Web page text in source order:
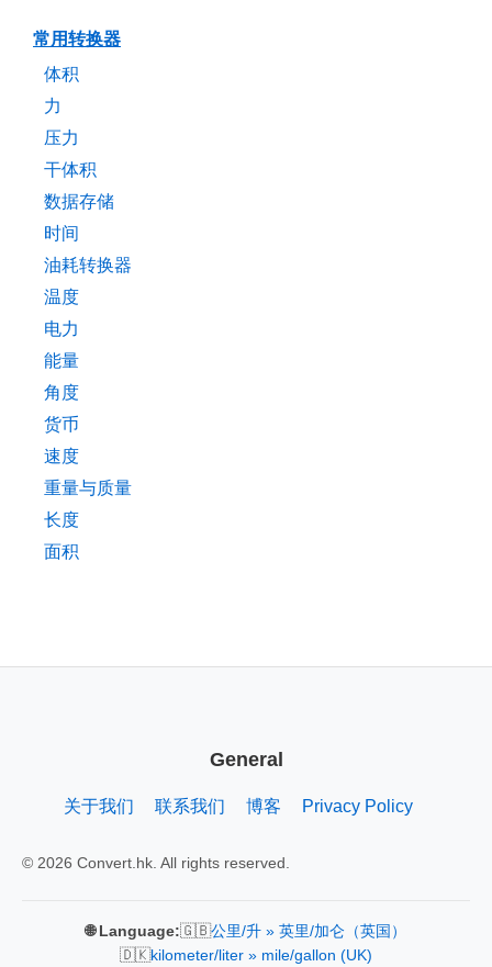
常用转换器
体积
力
压力
干体积
数据存储
时间
油耗转换器
温度
电力
能量
角度
货币
速度
重量与质量
长度
面积
General
关于我们 联系我们 博客 Privacy Policy
© 2026 Convert.hk. All rights reserved.
🌐 Language:🇬🇧公里/升 » 英里/加仑（英国）
🇩🇰kilometer/liter » mile/gallon (UK)